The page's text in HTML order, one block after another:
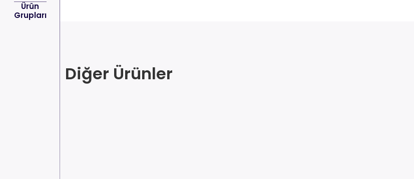
Ürün
Grupları
Diğer Ürünler